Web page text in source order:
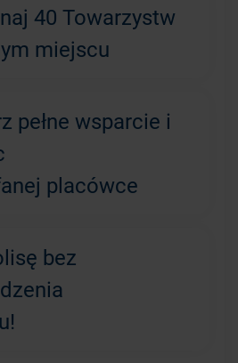
40 Towarzystw
miejscu
pełne wsparcie i
placówce
bez